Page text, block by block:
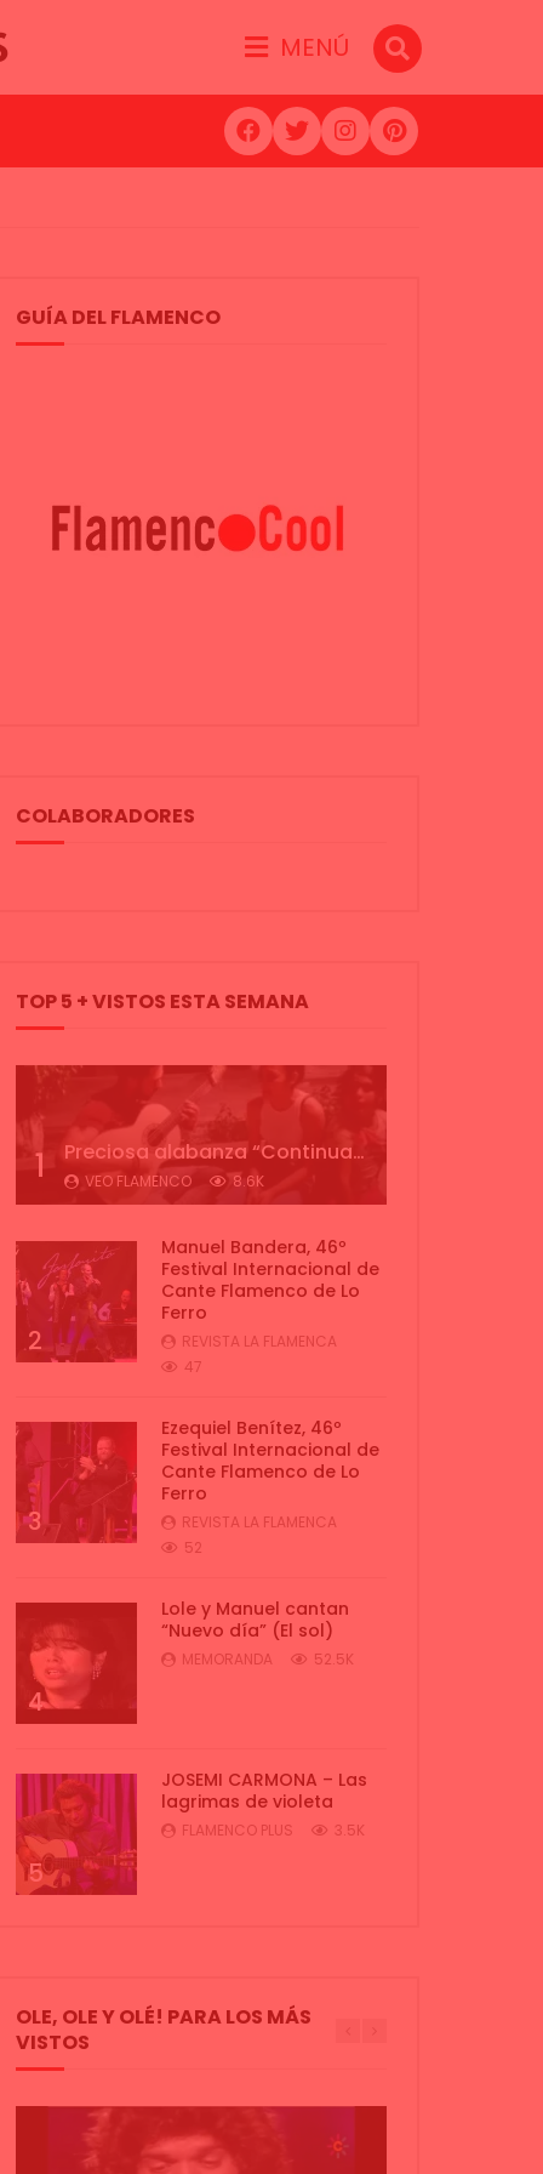
MENÚ
GUÍA DEL FLAMENCO
COLABORADORES
TOP 5 + VISTOS ESTA SEMANA
1 Preciosa alabanza “Continua” cantada por ALBA CORTES acompañada de IVAN a la guitarra | VEOFLAMENCO
VEO FLAMENCO 8.6K
2
Manuel Bandera, 46º
Festival Internacional de
Cante Flamenco de Lo
Ferro
REVISTA LA FLAMENCA
47
3
Ezequiel Benítez, 46º
Festival Internacional de
Cante Flamenco de Lo
Ferro
REVISTA LA FLAMENCA
52
4
Lole y Manuel cantan
“Nuevo día” (El sol)
MEMORANDA 52.5K
5
JOSEMI CARMONA – Las
lagrimas de violeta
FLAMENCO PLUS 3.5K
OLE, OLE Y OLÉ! PARA LOS MÁS
VISTOS